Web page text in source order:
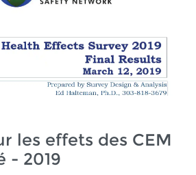
les effets des CEM
- 2019